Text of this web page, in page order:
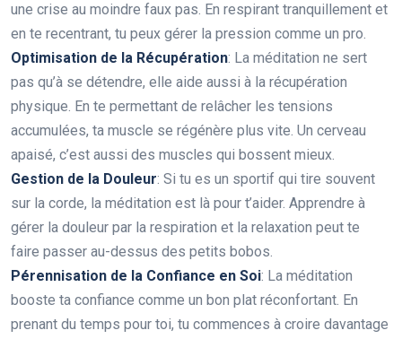
une crise au moindre faux pas. En respirant tranquillement et
en te recentrant, tu peux gérer la pression comme un pro.
Optimisation de la Récupération: La méditation ne sert
pas qu’à se détendre, elle aide aussi à la récupération
physique. En te permettant de relâcher les tensions
accumulées, ta muscle se régénère plus vite. Un cerveau
apaisé, c’est aussi des muscles qui bossent mieux.
Gestion de la Douleur: Si tu es un sportif qui tire souvent
sur la corde, la méditation est là pour t’aider. Apprendre à
gérer la douleur par la respiration et la relaxation peut te
faire passer au-dessus des petits bobos.
Pérennisation de la Confiance en Soi: La méditation
booste ta confiance comme un bon plat réconfortant. En
prenant du temps pour toi, tu commences à croire davantage